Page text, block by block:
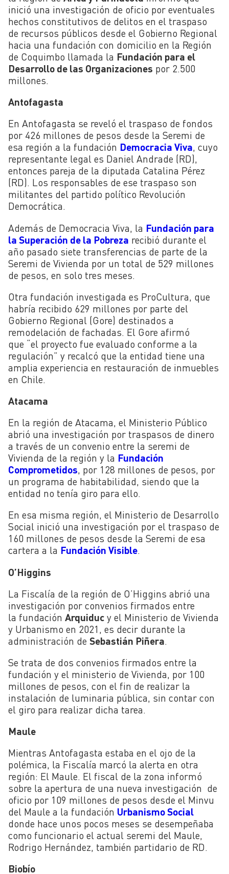
inició una investigación de oficio por eventuales
hechos constitutivos de delitos en el traspaso
de recursos públicos desde el Gobierno Regional
hacia una fundación con domicilio en la Región
de Coquimbo llamada la Fundación para el
Desarrollo de las Organizaciones por 2.500
millones.
Antofagasta
En Antofagasta se reveló el traspaso de fondos
por 426 millones de pesos desde la Seremi de
esa región a la fundación Democracia Viva, cuyo
representante legal es Daniel Andrade (RD),
entonces pareja de la diputada Catalina Pérez
(RD). Los responsables de ese traspaso son
militantes del partido político Revolución
Democrática.
Además de Democracia Viva, la Fundación para
la Superación de la Pobreza recibió durante el
año pasado siete transferencias de parte de la
Seremi de Vivienda por un total de 529 millones
de pesos, en solo tres meses.
Otra fundación investigada es ProCultura, que
habría recibido 629 millones por parte del
Gobierno Regional (Gore) destinados a
remodelación de fachadas. El Gore afirmó
que “el proyecto fue evaluado conforme a la
regulación” y recalcó que la entidad tiene una
amplia experiencia en restauración de inmuebles
en Chile.
Atacama
En la región de Atacama, el Ministerio Público
abrió una investigación por traspasos de dinero
a través de un convenio entre la seremi de
Vivienda de la región y la Fundación
Comprometidos, por 128 millones de pesos, por
un programa de habitabilidad, siendo que la
entidad no tenía giro para ello.
En esa misma región, el Ministerio de Desarrollo
Social inició una investigación por el traspaso de
160 millones de pesos desde la Seremi de esa
cartera a la Fundación Visible.
O’Higgins
La Fiscalía de la región de O’Higgins abrió una
investigación por convenios firmados entre
la fundación Arquiduc y el Ministerio de Vivienda
y Urbanismo en 2021, es decir durante la
administración de Sebastián Piñera.
Se trata de dos convenios firmados entre la
fundación y el ministerio de Vivienda, por 100
millones de pesos, con el fin de realizar la
instalación de luminaria pública, sin contar con
el giro para realizar dicha tarea.
Maule
Mientras Antofagasta estaba en el ojo de la
polémica, la Fiscalía marcó la alerta en otra
región: El Maule. El fiscal de la zona informó
sobre la apertura de una nueva investigación de
oficio por 109 millones de pesos desde el Minvu
del Maule a la fundación Urbanismo Social
donde hace unos pocos meses se desempeñaba
como funcionario el actual seremi del Maule,
Rodrigo Hernández, también partidario de RD.
Biobío